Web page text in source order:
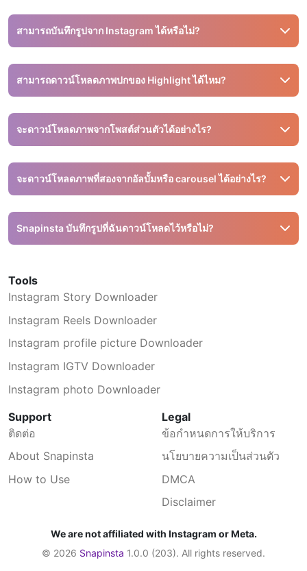
สามารถบันทึกรูปจาก Instagram ได้หรือไม่?
ได้ คุณสามารถใช้เครื่องมืออย่าง Snapinsta เพื่อบันทึกรูปภาพ
จาก Instagram
สามารถดาวน์โหลดภาพปกของ Highlight ได้ไหม?
ไม่ได้ เรารองรับเฉพาะสตอรี่และวิดีโอจริงใน Highlight เท่านั้น
จะดาวน์โหลดภาพจากโพสต์ส่วนตัวได้อย่างไร?
ไม่สามารถดาวน์โหลดจากโพสต์ส่วนตัวได้ เครื่องมือของเรา
ทำงานกับบัญชีสาธารณะเท่านั้น
จะดาวน์โหลดภาพที่สองจากอัลบั้มหรือ carousel ได้อย่างไร?
คุณสามารถดาวน์โหลดแต่ละภาพแยกกัน หรือใช้ฟีเจอร์ ZIP เพื่อ
โหลดภาพทั้งหมดในครั้งเดียว
Snapinsta บันทึกรูปที่ฉันดาวน์โหลดไว้หรือไม่?
Tools
Instagram Story Downloader
Instagram Reels Downloader
Instagram profile picture Downloader
Instagram IGTV Downloader
Instagram photo Downloader
Support
ติดต่อ
About Snapinsta
How to Use
Legal
ข้อกำหนดการให้บริการ
นโยบายความเป็นส่วนตัว
DMCA
Disclaimer
We are not affiliated with Instagram or Meta.
© 2026 Snapinsta 1.0.0 (203). All rights reserved.